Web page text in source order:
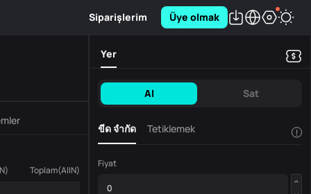
Siparişlerim Üye olmak
) Toplam(AIIN)
Yer
Al Sat
ขีด จำกัด Tetiklemek !
Fiyat